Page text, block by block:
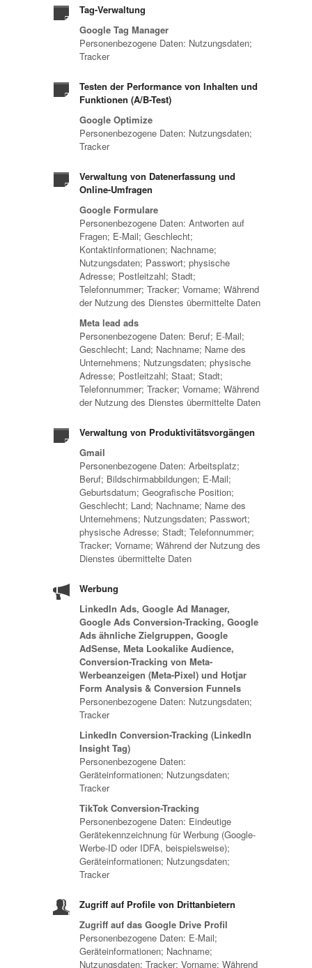
Tag-Verwaltung
Google Tag Manager
Personenbezogene Daten: Nutzungsdaten;
Tracker
Testen der Performance von Inhalten und
Funktionen (A/B-Test)
Google Optimize
Personenbezogene Daten: Nutzungsdaten;
Tracker
Verwaltung von Datenerfassung und
Online-Umfragen
Google Formulare
Personenbezogene Daten: Antworten auf
Fragen; E-Mail; Geschlecht;
Kontaktinformationen; Nachname;
Nutzungsdaten; Passwort; physische
Adresse; Postleitzahl; Stadt;
Telefonnummer; Tracker; Vorname; Während
der Nutzung des Dienstes übermittelte Daten
Meta lead ads
Personenbezogene Daten: Beruf; E-Mail;
Geschlecht; Land; Nachname; Name des
Unternehmens; Nutzungsdaten; physische
Adresse; Postleitzahl; Staat; Stadt;
Telefonnummer; Tracker; Vorname; Während
der Nutzung des Dienstes übermittelte Daten
Verwaltung von Produktivitätsvorgängen
Gmail
Personenbezogene Daten: Arbeitsplatz;
Beruf; Bildschirmabbildungen; E-Mail;
Geburtsdatum; Geografische Position;
Geschlecht; Land; Nachname; Name des
Unternehmens; Nutzungsdaten; Passwort;
physische Adresse; Stadt; Telefonnummer;
Tracker; Vorname; Während der Nutzung des
Dienstes übermittelte Daten
Werbung
LinkedIn Ads, Google Ad Manager,
Google Ads Conversion-Tracking, Google
Ads ähnliche Zielgruppen, Google
AdSense, Meta Lookalike Audience,
Conversion-Tracking von Meta-
Werbeanzeigen (Meta-Pixel) und Hotjar
Form Analysis & Conversion Funnels
Personenbezogene Daten: Nutzungsdaten;
Tracker
LinkedIn Conversion-Tracking (LinkedIn
Insight Tag)
Personenbezogene Daten:
Geräteinformationen; Nutzungsdaten;
Tracker
TikTok Conversion-Tracking
Personenbezogene Daten: Eindeutige
Gerätekennzeichnung für Werbung (Google-
Werbe-ID oder IDFA, beispielsweise);
Geräteinformationen; Nutzungsdaten;
Tracker
Zugriff auf Profile von Drittanbietern
Zugriff auf das Google Drive Profil
Personenbezogene Daten: E-Mail;
Geräteinformationen; Nachname;
Nutzungsdaten; Tracker; Vorname; Während